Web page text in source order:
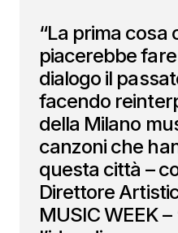
“La prima cosa
piacerebbe
dialogo il
facendo
della Milano
canzoni che
questa città –
Direttore
MUSIC WEEK